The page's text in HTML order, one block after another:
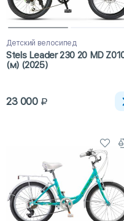
Детский велосипед
Stels Leader 230 20 MD
(м) (2025)
23 000